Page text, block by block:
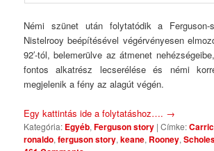
Némi szünet után folytatódik a Ferguson-
Nistelrooy beépítésével végérvényesen
92′-tól, belemerülve az átmenet
fontos alkatrész lecserélése és némi
megjelenik a fény az alagút végén.
Egy kattintás ide a folytatáshoz…. →
Kategória: Egyéb,Ferguson story |Címke:
ronaldo,ferguson story,keane, Rooney,